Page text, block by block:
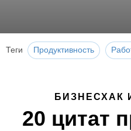
Теги Продуктивность
БИЗНЕСХАК
20 цитат